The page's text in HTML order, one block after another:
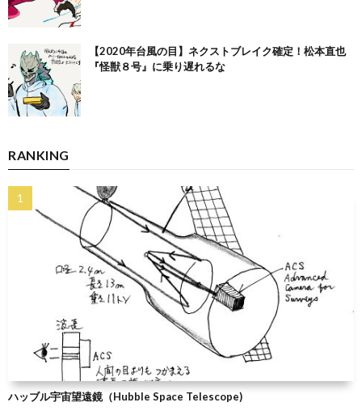
【2020年台風の目】ネクストブレイク確定！松本直也
『怪獣８号』に乗り遅れるな
RANKING
ハッブル宇宙望遠鏡（Hubble Space Telescope)